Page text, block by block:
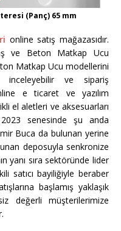
(Panç) 65 mm
online satış mağazasıdır.
ve Beton Matkap Ucu
Matkap Ucu modellerini
ve sipariş
e ticaret ve yazılım
el aletleri ve aksesuarları
senesinde şu anda
Buca da bulunan yerine
deposuyla senkronize
yanı sıra sektöründe lider
satıcı bayiliğiyle beraber
başlamış yaklaşık
değerli müşterilerimize